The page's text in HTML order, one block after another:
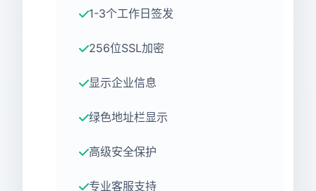
1-3个工作日签发
256位SSL加密
显示企业信息
绿色地址栏显示
高级安全保护
专业客服支持